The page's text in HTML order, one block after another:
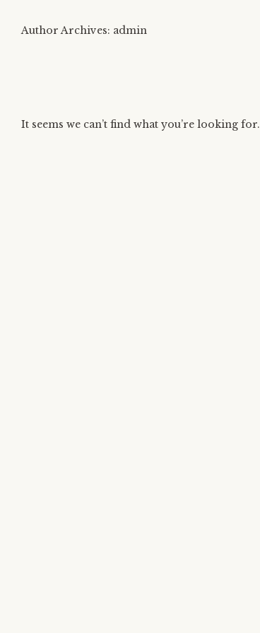
Author Archives: admin
It seems we can’t find what you’re looking for.